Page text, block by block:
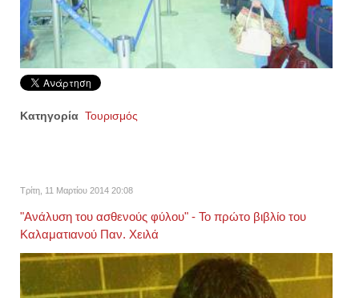
Κατηγορία Τουρισμός
Τρίτη, 11 Μαρτίου 2014 20:08
"Ανάλυση του ασθενούς φύλου" - Το πρώτο βιβλίο του
Καλαματιανού Παν. Χειλά